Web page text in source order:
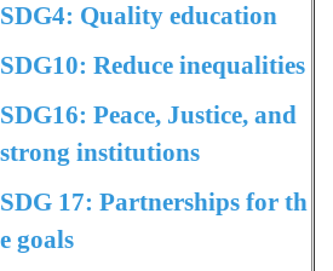
SDG4: Quality education
SDG10: Reduce inequalities
SDG16: Peace, Justice, and
strong institutions
SDG 17: Partnerships for th
e goals